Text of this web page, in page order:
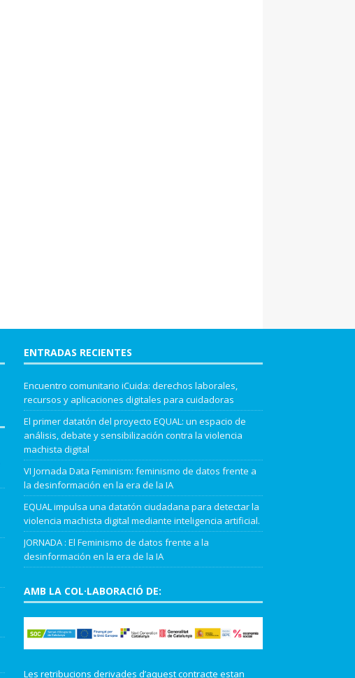
ENTRADAS RECIENTES
Encuentro comunitario iCuida: derechos laborales,
recursos y aplicaciones digitales para cuidadoras
El primer datatón del proyecto EQUAL: un espacio de
análisis, debate y sensibilización contra la violencia
machista digital
VI Jornada Data Feminism: feminismo de datos frente a
la desinformación en la era de la IA
EQUAL impulsa una datatón ciudadana para detectar la
violencia machista digital mediante inteligencia artificial.
JORNADA : El Feminismo de datos frente a la
desinformación en la era de la IA
AMB LA COL·LABORACIÓ DE:
Les retribucions derivades d’aquest contracte estan